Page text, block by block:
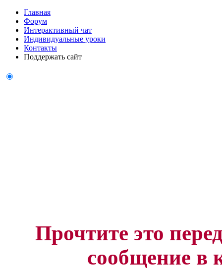
Главная
Форум
Интерактивный чат
Индивидуальные уроки
Контакты
Поддержать сайт
Прочтите это
сообщение в